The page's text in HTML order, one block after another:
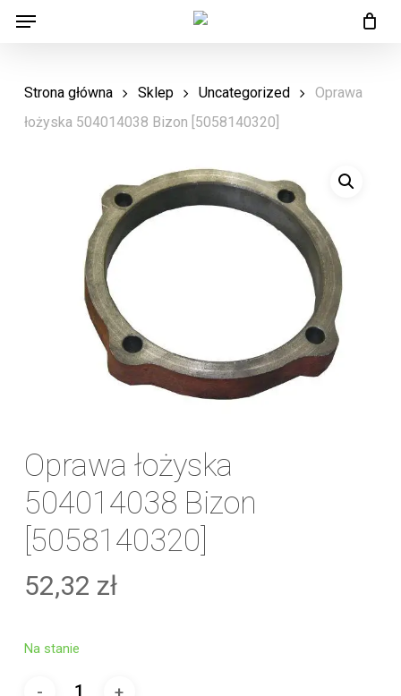
Skip
content
Menu
Strona główna Sklep Uncategorized
Oprawa
łożyska 504014038 Bizon [5058140320]
Oprawa łożyska
504014038 Bizon
[5058140320]
52,32 zł
Na stanie
Menu